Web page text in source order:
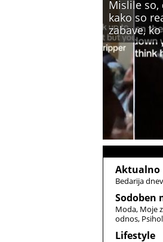
Mislile so,
kako so
zabave,
Aktualno
Bedarija
Sodoben
Moda Moje
odnos
Lifestyle